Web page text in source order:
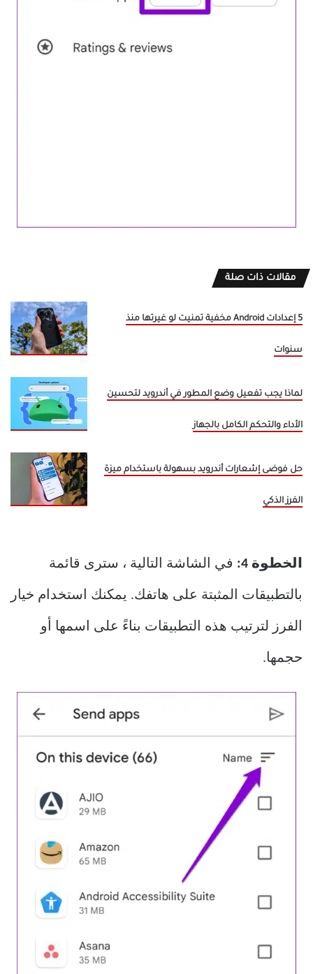
مقالات ذات صلة
5 إعدادات Android مخفية تمنيت لو غيرتها منذ
سنوات
لماذا يجب تفعيل وضع المطور في أندرويد لتحسين
الأداء والتحكم الكامل بالجهاز
حل فوضى إشعارات أندرويد بسهولة باستخدام ميزة
الفرز الذكي
الخطوة 4: في الشاشة التالية ، سترى قائمة
بالتطبيقات المثبتة على هاتفك. يمكنك استخدام خيار
الفرز لترتيب هذه التطبيقات بناءً على اسمها أو
حجمها.